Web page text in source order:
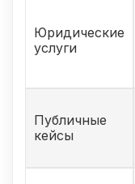
Юридические
услуги
Публичные
кейсы